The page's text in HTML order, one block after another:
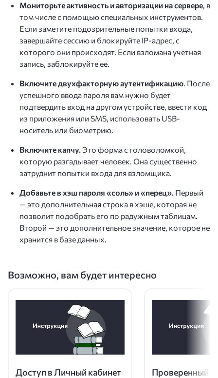
Мониторьте активность и авторизации на сервере, в
том числе с помощью специальных инструментов.
Если заметите подозрительные попытки входа,
завершайте сессию и блокируйте IP-адрес, с
которого они происходят. Если взломана учетная
запись, заблокируйте ее.
Включите двухфакторную аутентификацию. После
успешного ввода пароля вам нужно будет
подтвердить вход на другом устройстве, ввести код
из приложения или SMS, использовать USB-
носитель или биометрию.
Включите капчу.Это форма с головоломкой,
которую разгадывает человек. Она существенно
затруднит попытки входа для взломщика.
Добавьте в хэш пароля «соль» и «перец». Первый
— это дополнительная строка в хэше, которая не
позволит подобрать его по радужным таблицам.
Второй — это дополнительное значение, которое не
хранится в базе данных.
Возможно, вам будет интересно
Доступ в Личный кабинет
Проверенный